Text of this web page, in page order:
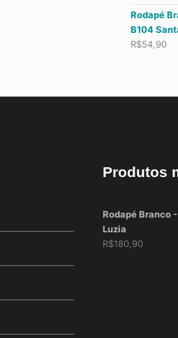
Rodapé
B104
R$54,90
Produtos
Rodapé Branco
Luzia
R$180,90